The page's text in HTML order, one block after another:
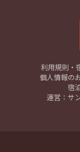
利用規則・
個人情報の
宿
運営：サ